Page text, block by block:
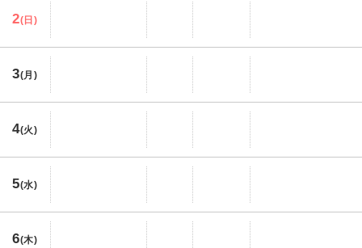
2(日)
3(月)
4(火)
5(水)
6(木)